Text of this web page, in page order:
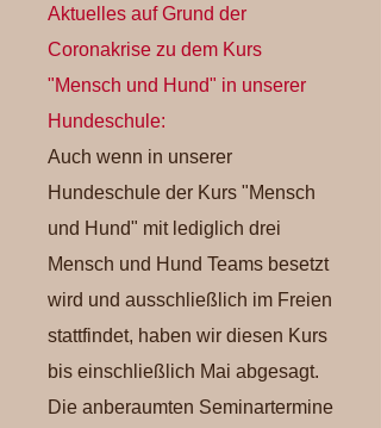
Aktuelles auf Grund der
Coronakrise zu dem Kurs
"Mensch und Hund" in unserer
Hundeschule:
Auch wenn in unserer
Hundeschule der Kurs "Mensch
und Hund" mit lediglich drei
Mensch und Hund Teams besetzt
wird und ausschließlich im Freien
stattfindet, haben wir diesen Kurs
bis einschließlich Mai abgesagt.
Die anberaumten Seminartermine